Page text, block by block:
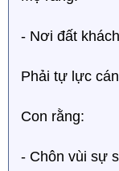
- Nơi đất
Phải tự lực
Con rằng:
- Chôn vùi sự